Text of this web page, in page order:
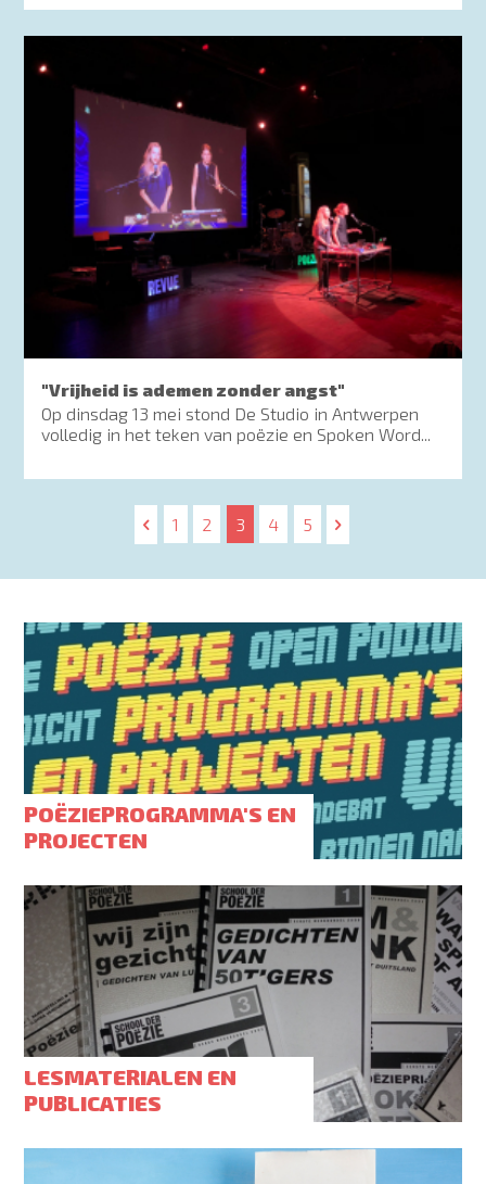
"Vrijheid is ademen zonder angst"
Op dinsdag 13 mei stond De Studio in Antwerpen
volledig in het teken van poëzie en Spoken Word...
Page
1 Page
2
Huidige
pagina
3 Page
4 Page
5
POËZIEPROGRAMMA'S EN
PROJECTEN
LESMATERIALEN EN
PUBLICATIES